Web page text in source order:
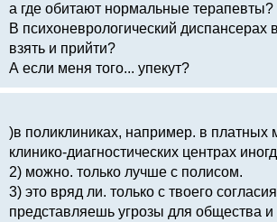
а где обитают нормальные терапевты?
В психоневрологический диспансерах
взять и прийти?
А если меня того... упекут?
)в поликлиниках, например. в платных
клинико-диагностических центрах
2) можно. только лучше с полисом.
3) это вряд ли. только с твоего
представляешь угрозы для общества